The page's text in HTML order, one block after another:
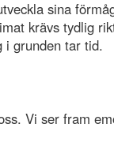
sina
krävs tydlig
i grunden tar tid.
Vi ser fram